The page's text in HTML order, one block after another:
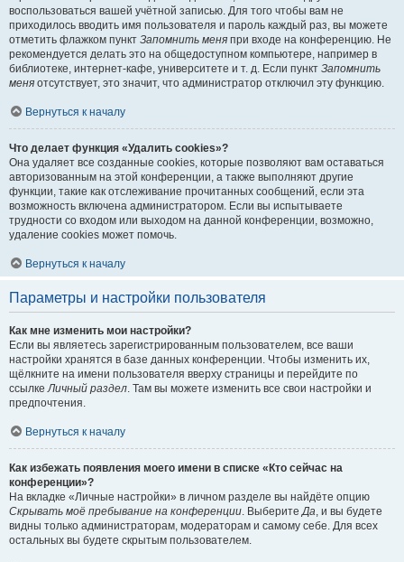
воспользоваться вашей учётной записью. Для того чтобы вам не
приходилось вводить имя пользователя и пароль каждый раз, вы можете
отметить флажком пункт Запомнить меня при входе на конференцию. Не
рекомендуется делать это на общедоступном компьютере, например в
библиотеке, интернет-кафе, университете и т. д. Если пункт Запомнить
меня отсутствует, это значит, что администратор отключил эту функцию.
Вернуться к началу
Что делает функция «Удалить cookies»?
Она удаляет все созданные cookies, которые позволяют вам оставаться
авторизованным на этой конференции, а также выполняют другие
функции, такие как отслеживание прочитанных сообщений, если эта
возможность включена администратором. Если вы испытываете
трудности со входом или выходом на данной конференции, возможно,
удаление cookies может помочь.
Вернуться к началу
Параметры и настройки пользователя
Как мне изменить мои настройки?
Если вы являетесь зарегистрированным пользователем, все ваши
настройки хранятся в базе данных конференции. Чтобы изменить их,
щёлкните на имени пользователя вверху страницы и перейдите по
ссылкеЛичный раздел. Там вы можете изменить все свои настройки и
предпочтения.
Вернуться к началу
Как избежать появления моего имени в списке «Кто сейчас на
конференции»?
На вкладке «Личные настройки» в личном разделе вы найдёте опцию
Скрывать моё пребывание на конференции. ВыберитеДа, и вы будете
видны только администраторам, модераторам и самому себе. Для всех
остальных вы будете скрытым пользователем.